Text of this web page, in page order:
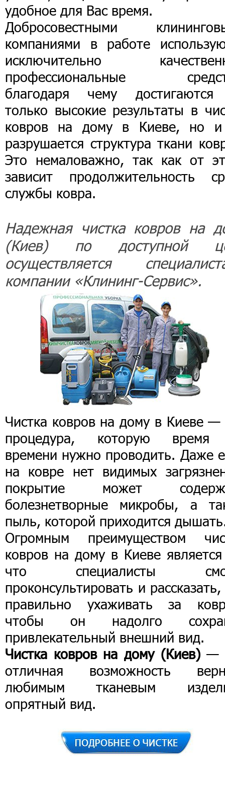
удобное для Вас время.
Добросовестными
компаниями в работе
исключительно
профессиональные
благодаря чему
только высокие результаты в
ковров на дому в Киеве, но
разрушается структура ткани
Это немаловажно, так как от
зависит продолжительность
службы ковра.
Надежная чистка ковров на
(Киев) по доступной
осуществляется
компании «Клининг-Сервис».
Чистка ковров на дому в Киеве —
процедура, которую
времени нужно проводить. Даже
на ковре нет видимых
покрытие может
болезнетворные микробы, а
пыль, которой приходится
Огромным преимуществом
ковров на дому в Киеве
что специалисты
проконсультировать и рассказать,
правильно ухаживать за
чтобы он надолго
привлекательный внешний вид.
Чистка ковров на дому (Киев)—
отличная возможность
любимым тканевым
опрятный вид.